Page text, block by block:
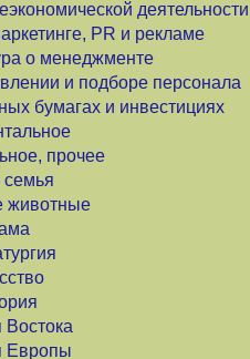
деятельности
PR и рекламе
о менеджменте
и подборе персонала
бумагах и инвестициях
прочее
животные
Востока
Европы